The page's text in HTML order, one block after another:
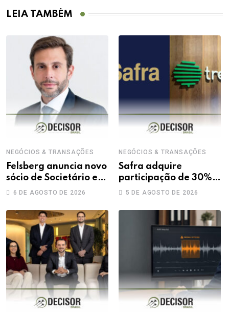
LEIA TAMBÉM
NEGÓCIOS & TRANSAÇÕES
Felsberg anuncia novo
sócio de Societário e
M&A
6 DE AGOSTO DE 2026
NEGÓCIOS & TRANSAÇÕES
Safra adquire
participação de 30%
na Treecorp
5 DE AGOSTO DE 2026